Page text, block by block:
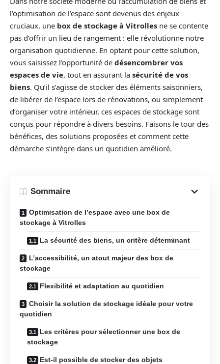
l’optimisation de l’espace sont devenus des enjeux
cruciaux, une box de stockage à Vitrolles ne se contente
pas d’offrir un lieu de rangement : elle révolutionne notre
organisation quotidienne. En optant pour cette solution,
vous saisissez l’opportunité de désencombrer vos
espaces de vie, tout en assurant la sécurité de vos
biens. Qu’il s’agisse de stocker des éléments saisonniers,
de libérer de l’espace lors de rénovations, ou simplement
d’organiser votre intérieur, ces espaces de stockage sont
conçus pour répondre à divers besoins. Faisons le tour des
bénéfices, des solutions proposées et comment cette
démarche s’intègre dans un quotidien amélioré.
Sommaire
Optimisation de l’espace avec une box de
stockage à Vitrolles
La sécurité des biens, un critère déterminant
L’accessibilité, un atout majeur des box de
stockage
Flexibilité et adaptation au quotidien
Choisir la solution de stockage idéale pour votre
quotidien
Les critères pour sélectionner une box de
stockage
Est-il possible de stocker des objets